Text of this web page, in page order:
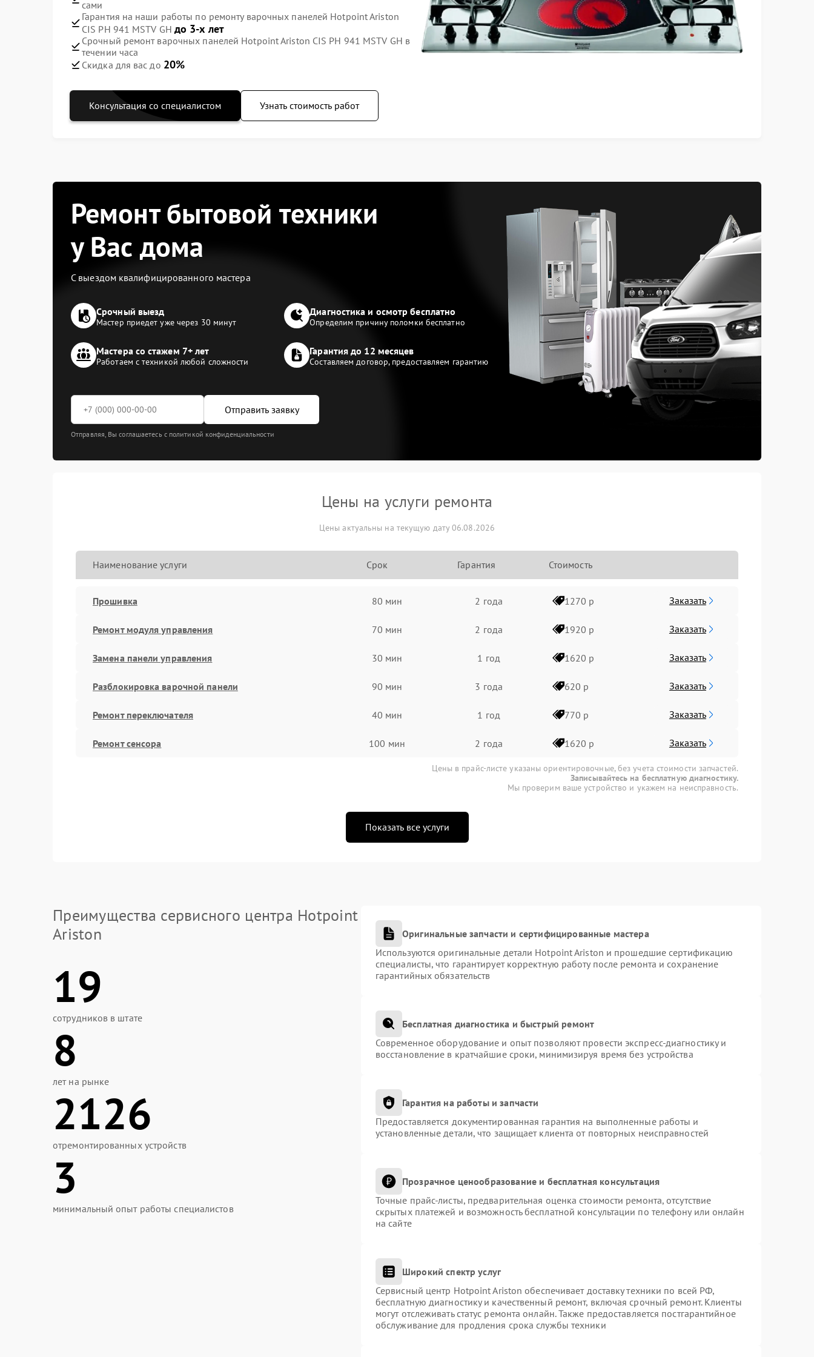
сами
Гарантия на наши работы по ремонту варочных панелей Hotpoint Ariston
CIS PH 941 MSTV GH до 3-х лет
Срочный ремонт варочных панелей Hotpoint Ariston CIS PH 941 MSTV GH в
течении часа
Скидка для вас до 20%
Консультация со специалистом Узнать стоимость работ
Ремонт бытовой техники
у Вас дома
С выездом квалифицированного мастера
Срочный выезд
Мастер приедет уже через 30 минут
Диагностика и осмотр бесплатно
Определим причину поломки бесплатно
Мастера со стажем 7+ лет
Работаем с техникой любой сложности
Гарантия до 12 месяцев
Составляем договор, предоставляем гарантию
Отправить заявку
Отправляя, Вы соглашаетесь с политикой конфиденциальности
Цены на услуги ремонта
Цены актуальны на текущую дату 06.08.2026
Наименование услуги Срок Гарантия Стоимость
Прошивка 80 мин 2 года 1270 р Заказать
Ремонт модуля управления 70 мин 2 года 1920 р Заказать
Замена панели управления 30 мин 1 год 1620 р Заказать
Разблокировка варочной панели 90 мин 3 года 620 р Заказать
Ремонт переключателя 40 мин 1 год 770 р Заказать
Ремонт сенсора 100 мин 2 года 1620 р Заказать
Цены в прайс-листе указаны ориентировочные, без учета стоимости запчастей.
Записывайтесь на бесплатную диагностику.
Мы проверим ваше устройство и укажем на неисправность.
Показать все услуги
Преимущества сервисного центра Hotpoint
Ariston
19
сотрудников в штате
8
лет на рынке
2126
отремонтированных устройств
3
минимальный опыт работы специалистов
Оригинальные запчасти и сертифицированные мастера
Используются оригинальные детали Hotpoint Ariston и прошедшие сертификацию
специалисты, что гарантирует корректную работу после ремонта и сохранение
гарантийных обязательств
Бесплатная диагностика и быстрый ремонт
Современное оборудование и опыт позволяют провести экспресс-диагностику и
восстановление в кратчайшие сроки, минимизируя время без устройства
Гарантия на работы и запчасти
Предоставляется документированная гарантия на выполненные работы и
установленные детали, что защищает клиента от повторных неисправностей
Прозрачное ценообразование и бесплатная консультация
Точные прайс-листы, предварительная оценка стоимости ремонта, отсутствие
скрытых платежей и возможность бесплатной консультации по телефону или онлайн
на сайте
Широкий спектр услуг
Сервисный центр Hotpoint Ariston обеспечивает доставку техники по всей РФ,
бесплатную диагностику и качественный ремонт, включая срочный ремонт. Клиенты
могут отслеживать статус ремонта онлайн. Также предоставляется постгарантийное
обслуживание для продления срока службы техники